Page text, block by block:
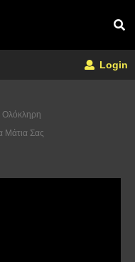
Login
Ολόκληρη
Μάτια Σας